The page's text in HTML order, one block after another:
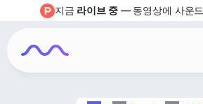
지금 라이브 중 — 동영상에 사운